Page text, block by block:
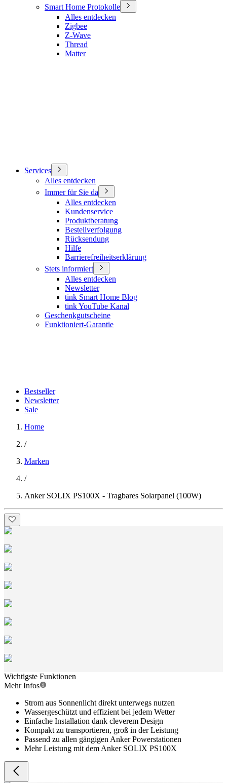
Smart Home Protokolle
Alles entdecken
Zigbee
Z-Wave
Thread
Matter
Services
Alles entdecken
Immer für Sie da
Alles entdecken
Kundenservice
Produktberatung
Bestellverfolgung
Rücksendung
Hilfe
Barrierefreiheitserklärung
Stets informiert
Alles entdecken
Newsletter
tink Smart Home Blog
tink YouTube Kanal
Geschenkgutscheine
Funktioniert-Garantie
Bestseller
Newsletter
Sale
Home
/
Marken
/
Anker SOLIX PS100X - Tragbares Solarpanel (100W)
Wichtigste Funktionen
Mehr Infos
Strom aus Sonnenlicht direkt unterwegs nutzen
Wassergeschützt und effizient bei jedem Wetter
Einfache Installation dank cleverem Design
Kompakt zu transportieren, groß in der Leistung
Passend zu allen gängigen Anker Powerstationen
Mehr Leistung mit dem Anker SOLIX PS100X